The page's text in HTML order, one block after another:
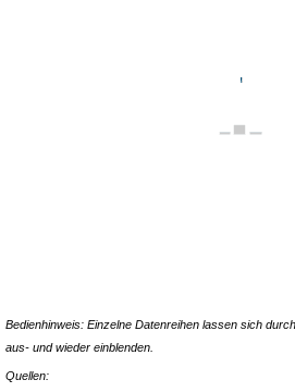
Bedienhinweis: Einzelne Datenreihen lassen sich
aus- und wieder einblenden.
Quellen: